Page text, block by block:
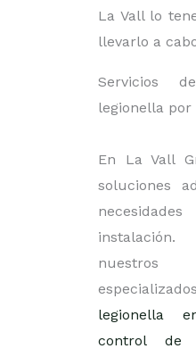
La Vall lo
llevarlo a
Servicios
legionella por
En La Vall
soluciones
legionella
control de